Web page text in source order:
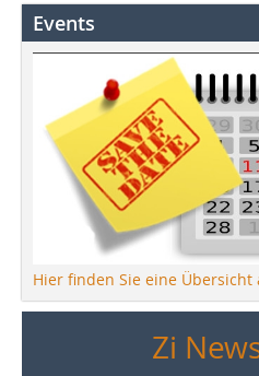
Events
Hier finden Sie eine
Zi